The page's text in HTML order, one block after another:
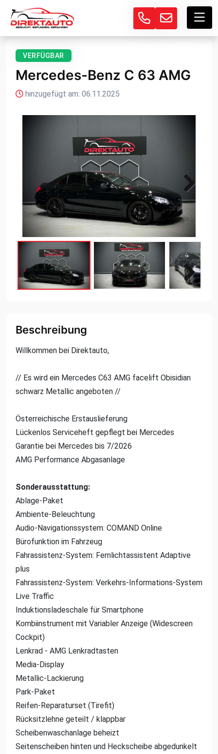
VERFÜGBAR
Mercedes-Benz C 63 AMG
hinzugefügt am: 06.11.2025
Next
Beschreibung
Willkommen bei Direktauto,
// Es wird ein Mercedes C63 AMG facelift Obisidian
schwarz Metallic angeboten //
Österreichische Erstauslieferung
Lückenlos Serviceheft gepflegt bei Mercedes
Garantie bei Mercedes bis 7/2026
AMG Performance Abgasanlage
Sonderausstattung:
Ablage-Paket
Ambiente-Beleuchtung
Audio-Navigationssystem: COMAND Online
Bürofunktion im Fahrzeug
Fahrassistenz-System: Fernlichtassistent Adaptive
plus
Fahrassistenz-System: Verkehrs-Informations-System
Live Traffic
Induktionsladeschale für Smartphone
Kombiinstrument mit Variabler Anzeige (Widescreen
Cockpit)
Lenkrad - AMG Lenkradtasten
Media-Display
Metallic-Lackierung
Park-Paket
Reifen-Reparaturset (Tirefit)
Rücksitzlehne geteilt / klappbar
Scheibenwaschanlage beheizt
Seitenscheiben hinten und Heckscheibe abgedunkelt